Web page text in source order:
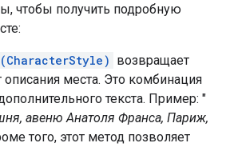
чтобы получить подробную
возвращает
описания места. Это комбинация
текста. Пример: "
авеню Анатоля Франса, Париж,
того, этот метод позволяет